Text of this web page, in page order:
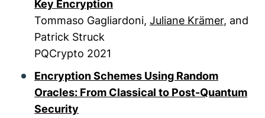
Key Encryption
Tommaso Gagliardoni, Juliane Krämer, and
Patrick Struck
PQCrypto 2021
Encryption Schemes Using Random
Oracles: From Classical to Post-Quantum
Security